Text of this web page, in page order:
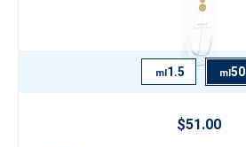
50
ml
1.5
ml
$51.00